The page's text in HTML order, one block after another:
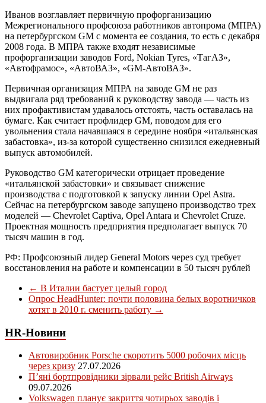
Иванов возглавляет первичную профорганизацию
Межрегионального профсоюза работников автопрома (МПРА)
на петербургском GM с момента ее создания, то есть с декабря
2008 года. В МПРА также входят независимые
профорганизации заводов Ford, Nokian Tyres, «ТагАЗ»,
«Автофрамос», «АвтоВАЗ», «GM-АвтоВАЗ».
Первичная организация МПРА на заводе GM не раз
выдвигала ряд требований к руководству завода — часть из
них профактивистам удавалось отстоять, часть оставалась на
бумаге. Как считает профлидер GM, поводом для его
увольнения стала начавшаяся в середине ноября «итальянская
забастовка», из-за которой существенно снизился ежедневный
выпуск автомобилей.
Руководство GM категорически отрицает проведение
«итальянской забастовки» и связывает снижение
производства с подготовкой к запуску линии Opel Astra.
Сейчас на петербургском заводе запущено производство трех
моделей — Chevrolet Captiva, Opel Antara и Chevrolet Cruze.
Проектная мощность предприятия предполагает выпуск 70
тысяч машин в год.
РФ: Профсоюзный лидер General Motors через суд требует
восстановления на работе и компенсации в 50 тысяч рублей
← В Италии бастует целый город
Опрос HeadHunter: почти половина белых воротничков
хотят в 2010 г. сменить работу →
HR-Новини
Автовиробник Porsche скоротить 5000 робочих місць
через кризу 27.07.2026
П’яні бортпровідники зірвали рейс British Airways
09.07.2026
Volkswagen планує закриття чотирьох заводів і